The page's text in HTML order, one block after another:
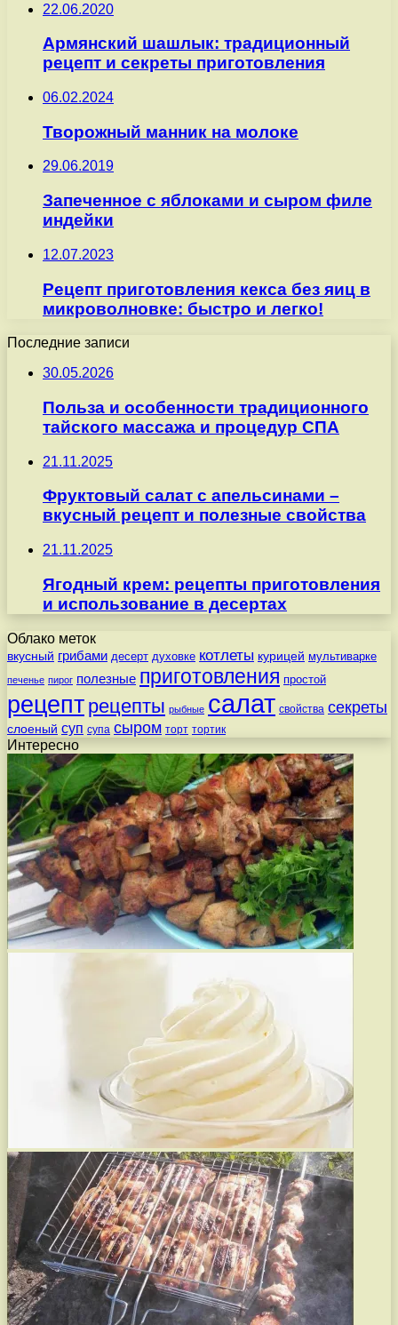
22.06.2020
Армянский шашлык: традиционный
рецепт и секреты приготовления
06.02.2024
Творожный манник на молоке
29.06.2019
Запеченное с яблоками и сыром филе
индейки
12.07.2023
Рецепт приготовления кекса без яиц в
микроволновке: быстро и легко!
Последние записи
30.05.2026
Польза и особенности традиционного
тайского массажа и процедур СПА
21.11.2025
Фруктовый салат с апельсинами –
вкусный рецепт и полезные свойства
21.11.2025
Ягодный крем: рецепты приготовления
и использование в десертах
Облако меток
вкусный грибами десерт духовке котлеты курицей мультиварке
печенье пирог полезные приготовления простой
рецепт рецепты рыбные салат свойства секреты
слоеный суп супа сыром торт тортик
Интересно